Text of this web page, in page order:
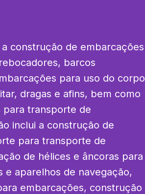
construção de embarcações
barcos
para uso do corpo
dragas e afins, bem como
para transporte de
inclui a construção de
para transporte de
de hélices e âncoras para
aparelhos de navegação,
embarcações, construção